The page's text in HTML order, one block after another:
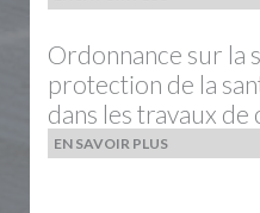
Ordonnance sur la
protection de la
dans les travaux
EN SAVOIR PLUS